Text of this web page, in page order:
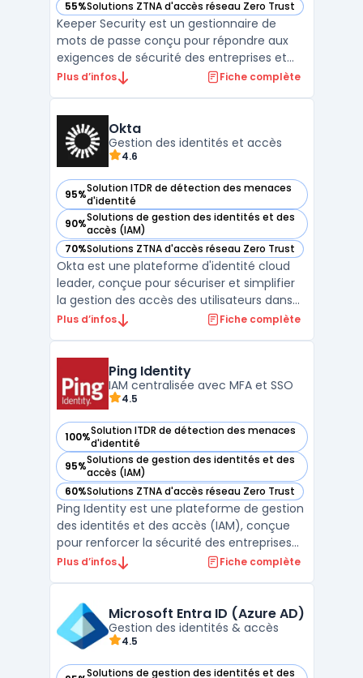
55%Solutions ZTNA d'accès réseau Zero Trust
— voir Keeper dans cette catégorie
Keeper Security est un gestionnaire de
mots de passe conçu pour répondre aux
exigences de sécurité des entreprises et
des organisations. Il permet de centraliser la
les risques liés aux violations de données.
Compat ...
Plus d’infos Fiche complète
Okta
Gestion des identités et accès
4.6
95%Solution ITDR de détection des menaces
d'identité
— voir Okta dans cette catégorie
90%Solutions de gestion des identités et des
accès (IAM)
— voir Okta dans cette catégorie
70%Solutions ZTNA d'accès réseau Zero Trust
— voir Okta dans cette catégorie
Okta est une plateforme d'identité cloud
leader, conçue pour sécuriser et simplifier
la gestion des accès des utilisateurs dans
les environnements professionnels. Son
permet de gérer les identités clients et les
autorisation ...
Plus d’infos Fiche complète
Ping Identity
IAM centralisée avec MFA et SSO
4.5
100%Solution ITDR de détection des menaces
d'identité
— voir Ping Identity dans cette catégorie
95%Solutions de gestion des identités et des
accès (IAM)
— voir Ping Identity dans cette catégorie
60%Solutions ZTNA d'accès réseau Zero Trust
— voir Ping Identity dans cette catégorie
Ping Identity est une plateforme de gestion
des identités et des accès (IAM), conçue
pour renforcer la sécurité des entreprises
tout en simplifiant l'expérience utilisateur.
propose des fonctionnalités avancées
comm ...
Plus d’infos Fiche complète
Microsoft Entra ID (Azure AD)
Gestion des identités & accès
4.5
Solutions de gestion des identités et des